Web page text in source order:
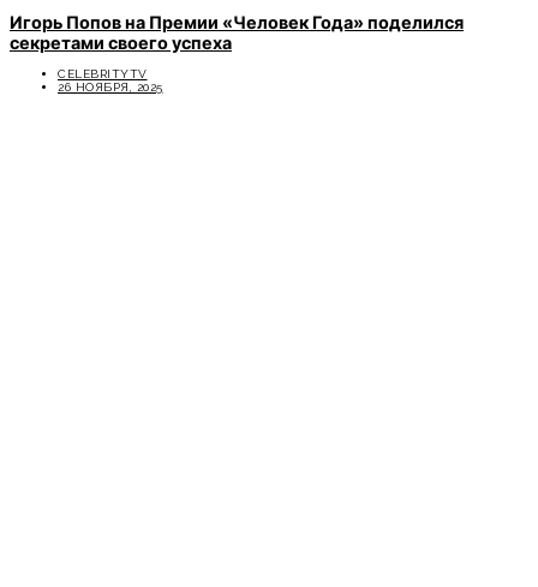
Игорь Попов на Премии «Человек Года» поделился
секретами своего успеха
CELEBRITYTV
26 НОЯБРЯ, 2025